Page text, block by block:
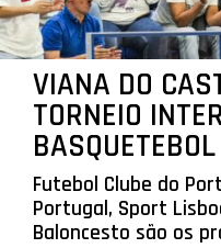
VIANA DO
TORNEIO
BASQUETEBOL
Futebol Clube do
Portugal, Sport
Baloncesto são os